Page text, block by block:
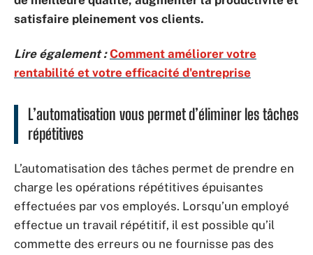
satisfaire pleinement vos clients.
Lire également : Comment améliorer votre
rentabilité et votre efficacité d'entreprise
L’automatisation vous permet d’éliminer les tâches
répétitives
L’automatisation des tâches permet de prendre en
charge les opérations répétitives épuisantes
effectuées par vos employés. Lorsqu’un employé
effectue un travail répétitif, il est possible qu’il
commette des erreurs ou ne fournisse pas des